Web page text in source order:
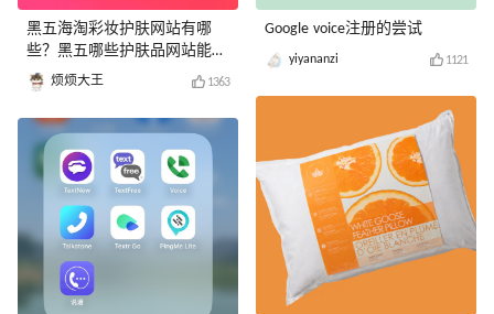
黑五海淘彩妆护肤网站有哪
些？黑五哪些护肤品网站能够
直邮？烦烦大王 1363
Google voice注册的尝试
yiyananzi 1121